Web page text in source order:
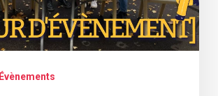
Évènements